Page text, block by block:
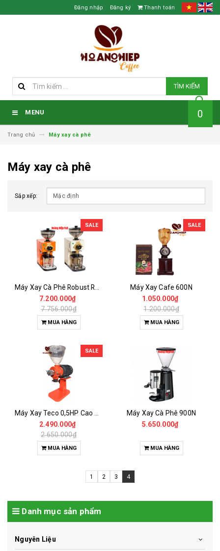
Đăng nhập Đăng ký Thanh toán
TÌM KIẾM
MENU 0
Trang chủ Máy xay cà phê
Máy xay cà phê
Sắp xếp:
SALE
7.200.000₫
7.756.000₫
MUA HÀNG
SALE
Máy Xay Cafe 600N
1.050.000₫
1.200.000₫
MUA HÀNG
SALE
2.490.000₫
2.650.000₫
MUA HÀNG
Máy Xay Cà Phê 900N
5.650.000₫
MUA HÀNG
1 2 3 4
Danh mục sản phẩm
Nguyên Liệu